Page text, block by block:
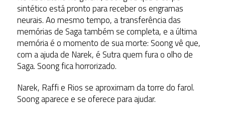
sintético está pronto para receber os engramas
neurais. Ao mesmo tempo, a transferência das
memórias de Saga também se completa, e a última
memória é o momento de sua morte: Soong vê que,
com a ajuda de Narek, é Sutra quem fura o olho de
Saga. Soong fica horrorizado.
Narek, Raffi e Rios se aproximam da torre do farol.
Soong aparece e se oferece para ajudar.